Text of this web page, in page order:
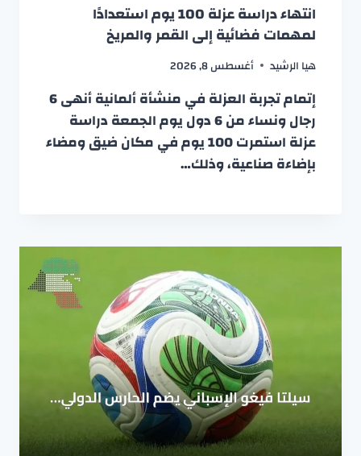
انتهاء دراسة عزلة 100 يوم استعدادًا
لمهمات فضائية إلى القمر والمريخ
هيا الرشيد أغسطس 8, 2026
إتمام تجربة العزلة في منشأة ألمانية أنهى 6
رجال ونساء من 6 دول يوم الجمعة دراسة
عزلة استمرت 100 يوم في مكان ضيق ومضاء
بإضاءة صناعية، وذلك…